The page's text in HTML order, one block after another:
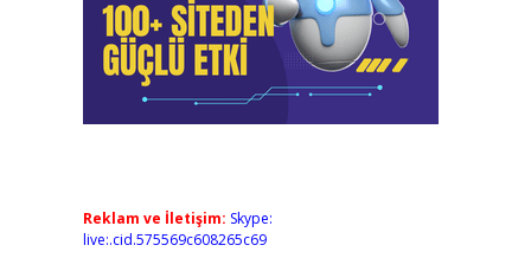
Reklam ve İletişim: Skype:
live:.cid.575569c608265c69